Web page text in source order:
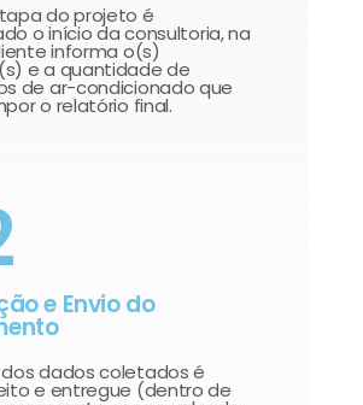
do projeto é
o início da consultoria, na
informa o(s)
e a quantidade de
de ar-condicionado que
o relatório final.​
e Envio do
dados coletados é
e entregue (dentro de